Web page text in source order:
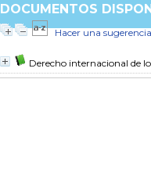
DOCUMENTOS
Hacer una sugerencia
Derecho internacional de